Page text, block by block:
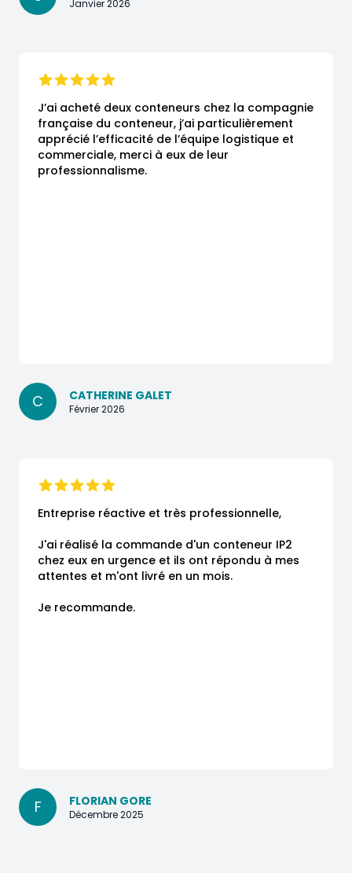
Janvier 2026
J’ai acheté deux conteneurs chez la compagnie
française du conteneur, j’ai particulièrement
apprécié l’efficacité de l’équipe logistique et
commerciale, merci à eux de leur
professionnalisme.
C CATHERINE GALET
Février 2026
Entreprise réactive et très professionnelle,
J'ai réalisé la commande d'un conteneur IP2
chez eux en urgence et ils ont répondu à mes
attentes et m'ont livré en un mois.
Je recommande.
F FLORIAN GORE
Décembre 2025